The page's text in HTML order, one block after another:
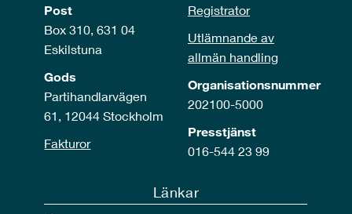
Post
Box 310, 631 04
Eskilstuna
Gods
Partihandlarvägen
61, 12044 Stockholm
Fakturor
Registrator
Utlämnande av
allmän handling
Organisationsnummer
202100-5000
Presstjänst
016-544 23 99
Länkar